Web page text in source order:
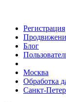
Регистрация
Блог
Москва
Обработка
Санкт-